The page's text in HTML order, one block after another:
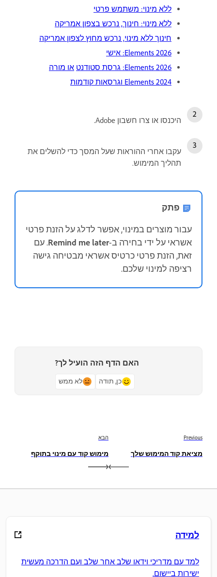
ללא מינוי: משתמש פרטי
ללא מינוי: חינוך, נרכש בצפון אמריקה
חינוך ללא מינוי, נרכש מחוץ לצפון אמריקה
Elements 2026: אישי
Elements 2026: גרסת סטודנט
או מורה
Elements 2024 וגרסאות קודמות
היכנסו או צרו חשבון Adobe.
עקבו אחרי ההוראות שעל המסך כדי להשלים את
תהליך המימוש.
פתק
עבור מוצרים במינוי, אפשר לדלג על הזנת פרטי
אשראי על ידי בחירה ב-Remind me later. עם
זאת, הזנת פרטי כרטיס אשראי מבטיחה גישה
רציפה למינוי שלכם.
האם הדף הזה הועיל לך?
כן, תודה לא ממש
Previous
מציאת קוד המימוש שלך
הבא
מימוש קוד עם מינוי בתוקף
למידה
למד עם מדריכי וידאו שלב אחר שלב ועם הדרכה מעשית
ישירות ביישום.